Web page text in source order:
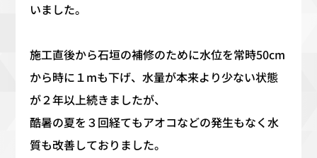
いました。
施工直後から石垣の補修のために水位を常時50cm
から時に１mも下げ、水量が本来より少ない状態
が２年以上続きましたが、
酷暑の夏を３回経てもアオコなどの発生もなく水
質も改善しておりました。